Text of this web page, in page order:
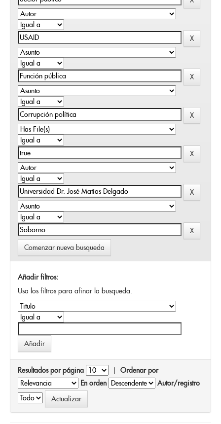
Comenzar nueva busqueda
Añadir filtros:
Usa los filtros para afinar la busqueda.
Resultados por página | Ordenar por
En orden
Autor/registro